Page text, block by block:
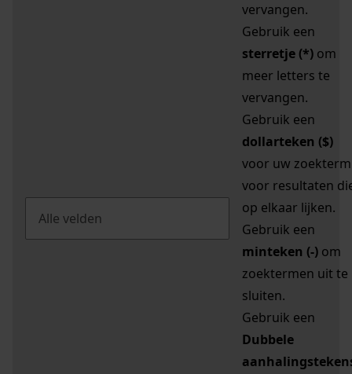
vervangen.
Gebruik een
sterretje (*) om
meer letters te
vervangen.
Gebruik een
dollarteken ($)
voor uw zoekterm
voor resultaten
op elkaar lijken.
Gebruik een
minteken (-) om
zoektermen uit te
sluiten.
Gebruik een
Dubbele